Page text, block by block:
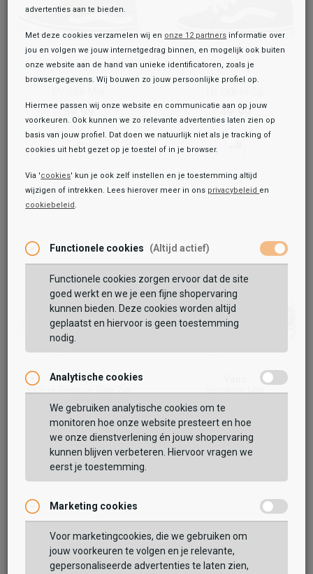
Vans
59,99
Vans
49,99
Vans
SK8-Hi Reissue Side Zip
59,99
Brooklyn Mid
49,99
advertenties aan te bieden.
Met deze cookies verzamelen wij en onze 12 partners informatie over
jou en volgen we jouw internetgedrag binnen, en mogelijk ook buiten
onze website aan de hand van unieke identificatoren, zoals je
browsergegevens. Wij bouwen zo jouw persoonlijke profiel op.
Hiermee passen wij onze website en communicatie aan op jouw
voorkeuren. Ook kunnen we zo relevante advertenties laten zien op
basis van jouw profiel. Dat doen we natuurlijk niet als je tracking of
cookies uit hebt gezet op je toestel of in je browser.
Via 'cookies' kun je ook zelf instellen en je toestemming altijd
wijzigen of intrekken. Lees hierover meer in ons privacybeleid en
cookiebeleid.
Functionele cookies (Altijd actief)
Functionele cookies zorgen ervoor dat de site
goed werkt en we je een fijne shopervaring
kunnen bieden. Deze cookies worden altijd
geplaatst en hiervoor is geen toestemming
nodig.
Analytische cookies
We gebruiken analytische cookies om te
monitoren hoe onze website presteert en hoe
we onze dienstverlening én jouw shopervaring
kunnen blijven verbeteren. Hiervoor vragen we
eerst je toestemming.
Marketing cookies
Voor marketingcookies, die we gebruiken om
jouw voorkeuren te volgen en je relevante,
gepersonaliseerde advertenties te laten zien,